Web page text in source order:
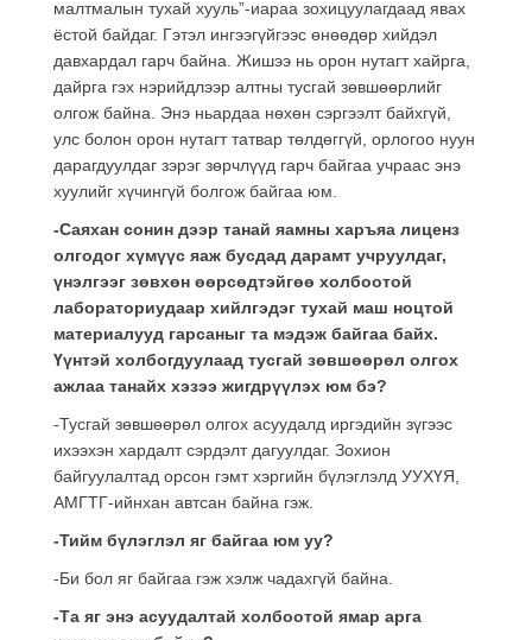
малтмалын тухай хууль”-иараа зохицуулагдаад явах
ёстой байдаг. Гэтэл ингээгүйгээс өнөөдөр хийдэл
давхардал гарч байна. Жишээ нь орон нутагт хайрга,
дайрга гэх нэрийдлээр алтны тусгай зөвшөөрлийг
олгож байна. Энэ ньардаа нөхөн сэргээлт байхгүй,
улс болон орон нутагт татвар төлдөггүй, орлогоо нуун
дарагдуулдаг зэрэг зөрчлүүд гарч байгаа учраас энэ
хуулийг хүчингүй болгож байгаа юм.
-Саяхан сонин дээр танай яамны харъяа лиценз
олгодог хүмүүс яаж бусдад дарамт учруулдаг,
үнэлгээг зөвхөн өөрсөдтэйгөө холбоотой
лабораториудаар хийлгэдэг тухай маш ноцтой
материалууд гарсаныг та мэдэж байгаа байх.
Үүнтэй холбогдуулаад тусгай зөвшөөрөл олгох
ажлаа танайх хэзээ жигдрүүлэх юм бэ?
-Тусгай зөвшөөрөл олгох асуудалд иргэдийн зүгээс
ихээхэн хардалт сэрдэлт дагуулдаг. Зохион
байгуулалтад орсон гэмт хэргийн бүлэглэлд УУХҮЯ,
АМГТГ-ийнхан автсан байна гэж.
-Тийм бүлэглэл яг байгаа юм уу?
-Би бол яг байгаа гэж хэлж чадахгүй байна.
-Та яг энэ асуудалтай холбоотой ямар арга